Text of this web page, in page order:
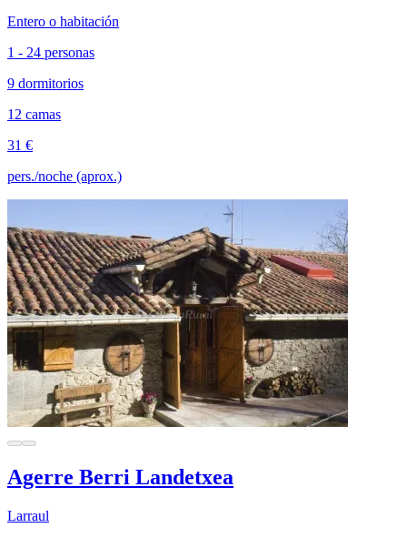
Entero o habitación
1 - 24 personas
9 dormitorios
12 camas
31 €
pers./noche (aprox.)
Agerre Berri Landetxea
Larraul